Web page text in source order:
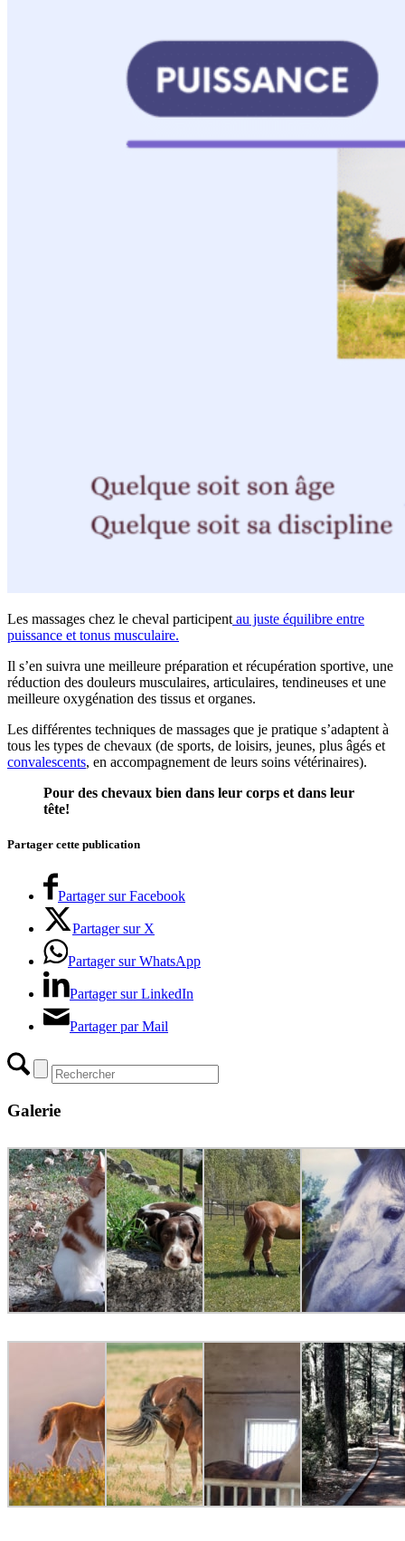
Les massages chez le cheval participent au juste équilibre entre
puissance et tonus musculaire.
Il s’en suivra une meilleure préparation et récupération sportive, une
réduction des douleurs musculaires, articulaires, tendineuses et une
meilleure oxygénation des tissus et organes.
Les différentes techniques de massages que je pratique s’adaptent à
tous les types de chevaux (de sports, de loisirs, jeunes, plus âgés et
convalescents, en accompagnement de leurs soins vétérinaires).
Pour des chevaux bien dans leur corps et dans leur
tête!
Partager cette publication
Partager sur Facebook
Partager sur X
Partager sur WhatsApp
Partager sur LinkedIn
Partager par Mail
Galerie